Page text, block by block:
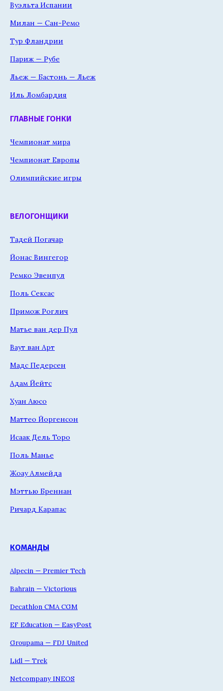
Вуэльта Испании
Милан — Сан-Ремо
Тур Фландрии
Париж — Рубе
Льеж — Бастонь — Льеж
Иль Ломбардия
ГЛАВНЫЕ ГОНКИ
Чемпионат мира
Чемпионат Европы
Олимпийские игры
ВЕЛОГОНЩИКИ
Тадей Погачар
Йонас Вингегор
Ремко Эвенпул
Поль Сексас
Примож Роглич
Матье ван дер Пул
Ваут ван Арт
Мадс Педерсен
Адам Йейтс
Хуан Аюсо
Маттео Йоргенсон
Исаак Дель Торо
Поль Манье
Жоау Алмейда
Мэттью Бреннан
Ричард Карапас
КОМАНДЫ
Alpecin — Premier Tech
Bahrain — Victorious
Decathlon CMA CGM
EF Education — EasyPost
Groupama — FDJ United
Lidl — Trek
Netcompany INEOS